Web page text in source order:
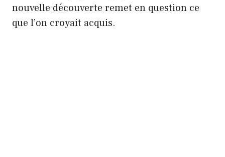
nouvelle découverte remet en question ce
que l’on croyait acquis.